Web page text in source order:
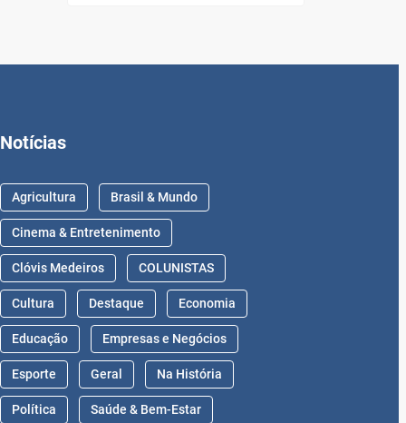
Notícias
Agricultura Brasil & Mundo
Cinema & Entretenimento
Clóvis Medeiros COLUNISTAS
Cultura Destaque Economia
Educação Empresas e Negócios
Esporte Geral Na História
Política Saúde & Bem-Estar